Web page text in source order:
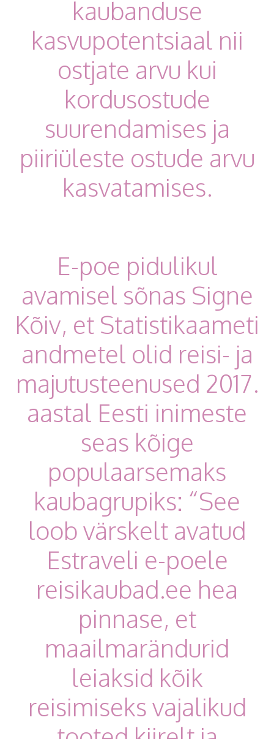
kaubanduse
kasvupotentsiaal nii
ostjate arvu kui
kordusostude
suurendamises ja
piiriüleste ostude arvu
kasvatamises.
E-poe pidulikul
avamisel sõnas Signe
Kõiv, et Statistikaameti
andmetel olid reisi- ja
majutusteenused 2017.
aastal Eesti inimeste
seas kõige
populaarsemaks
kaubagrupiks: “See
loob värskelt avatud
Estraveli e-poele
reisikaubad.ee hea
pinnase, et
maailmarändurid
leiaksid kõik
reisimiseks vajalikud